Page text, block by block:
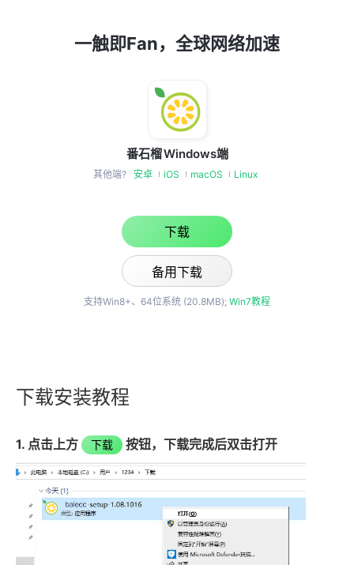
一触即Fan，全球网络加速
番石榴Windows端
其他端? 安卓 iOS macOS Linux
下载
备用下载
支持Win8+、64位系统 (20.8MB); Win7教程
下载安装教程
1. 点击上方 下载 按钮，下载完成后双击打开